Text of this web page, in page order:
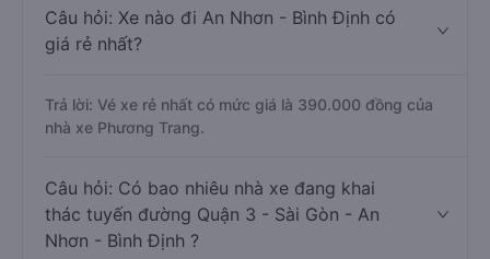
Câu hỏi: Xe nào đi An Nhơn - Bình Định có
giá rẻ nhất?
Trả lời: Vé xe rẻ nhất có mức giá là 390.000 đồng của
nhà xe Phương Trang.
Câu hỏi: Có bao nhiêu nhà xe đang khai
thác tuyến đường Quận 3 - Sài Gòn - An
Nhơn - Bình Định ?